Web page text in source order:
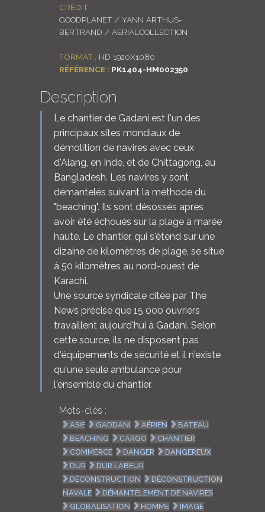
CRÉDIT :
GOODPLANET / YANN ARTHUS-
BERTRAND / AERIALCOLLECTION
FORMAT : HD 1920X1080
RÉFÉRENCE : PK1404-HM002350
Description
Le chantier de Gadani est l'un des
principaux sites mondiaux de
démolition de navires avec ceux
d'Alang, en Inde, et de Chittagong, au
Bangladesh. Les navires y sont
démantelés suivant la méthode du
"beaching". Ils sont désossés après
avoir été échoués sur la plage à marée
haute. Le chantier, qui s'étend sur une
dizaine de kilomètres de plage, se situe
à 50 kilomètres au nord-ouest de
Karachi.
Une source syndicale citée par The
News précise que 15 000 ouvriers
travaillent aujourd'hui à Gadani. Selon
cette source, ils ne disposent pas
d'équipements de sécurité et il n'existe
qu'une seule ambulance pour
l'ensemble du chantier.
Mots-clés :
ASIE GADDANI AÉRIEN
BATEAU
BEACHING
CARGO
CHANTIER
COMMERCE
DANGER
DANGEREUX
DUR
DUR LABEUR
DÉCONSTRUCTION
DÉCONSTRUCTION
NAVALE
DÉMANTÈLEMENT DE NAVIRES
GLOBALISATION
HOMME
IMAGE